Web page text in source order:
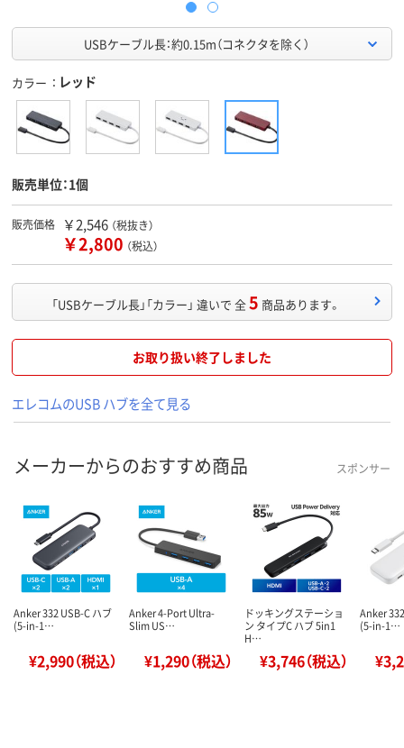
USBケーブル長：約0.15m（コネクタを除く）
カラー レッド
販売単位：1個
販売価格 ￥2,546 （税抜き）
￥2,800 （税込）
「USBケーブル長」「カラー」 違いで 全5 商品あります。
お取り扱い終了しました
エレコムのUSB ハブを全て見る
メーカーからのおすすめ商品 スポンサー
Anker 332 USB-C ハブ
(5-in-1…
¥2,990（税込）
Anker 4-Port Ultra-
Slim US…
¥1,290（税込）
ドッキングステーショ
ン タイプC ハブ 5in1
H…
¥3,746（税込）
Anker
(5-in-1…